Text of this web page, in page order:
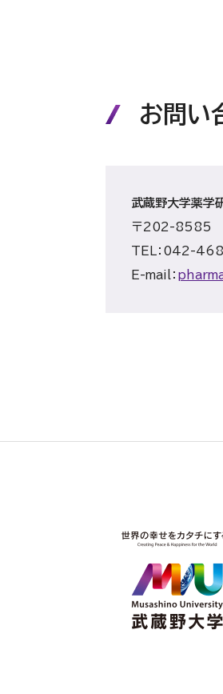
お問い
武蔵野大学薬学
〒202-8585 東
TEL：042-
E-mail：